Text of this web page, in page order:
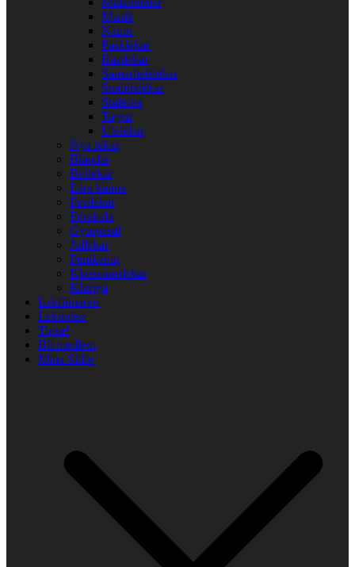
Musik
Namn
Påsklekar
Rastlekar
Samarbetslekar
Snabbalekar
Stafetter
Tagen
Utelekar
Nya lekar
Blandat
Bollekar
Lära känna
Festlekar
Förskola
Gympasal
Jullekar
Femkamp
Klassrumslekar
Kluriga
Lekfinnaren
Lekindex
Tipsa!
Bli medlem
Mina Sidor